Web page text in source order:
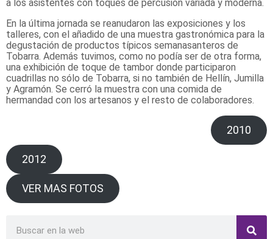
a los asistentes con toques de percusión variada y moderna.
En la última jornada se reanudaron las exposiciones y los
talleres, con el añadido de una muestra gastronómica para la
degustación de productos típicos semanasanteros de
Tobarra. Además tuvimos, como no podía ser de otra forma,
una exhibición de toque de tambor donde participaron
cuadrillas no sólo de Tobarra, si no también de Hellín, Jumilla
y Agramón. Se cerró la muestra con una comida de
hermandad con los artesanos y el resto de colaboradores.
2010
2012
VER MAS FOTOS